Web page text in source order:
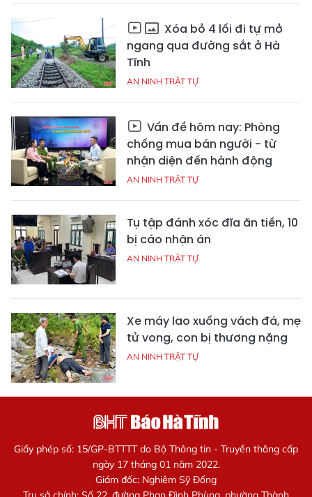
Xóa bỏ 4 lối đi tự mở
ngang qua đường sắt ở Hà
Tĩnh
AN NINH TRẬT TỰ
Vấn đề hôm nay: Phòng
chống mua bán người - từ
nhận diện đến hành động
AN NINH TRẬT TỰ
Tụ tập đánh xóc đĩa ăn tiền, 10
bị cáo nhận án
AN NINH TRẬT TỰ
Xe máy lao xuống vách đá, mẹ
tử vong, con bị thương nặng
AN NINH TRẬT TỰ
Giấy phép số: 15/GP-BTTTT do Bộ Thông tin - Truyền thông cấp
ngày 17 tháng 01 năm 2022.
Giám đốc: Nghiêm Sỹ Đống